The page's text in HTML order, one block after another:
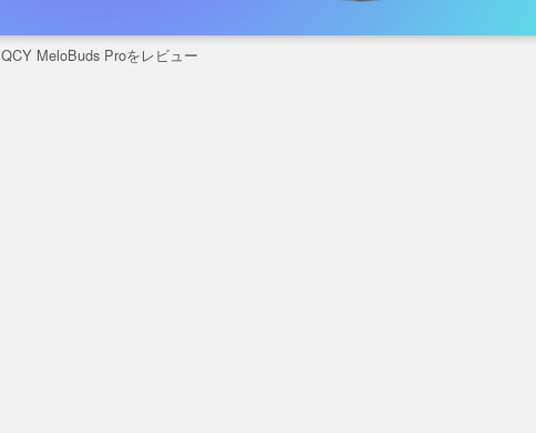
QCY MeloBuds Proをレビュー